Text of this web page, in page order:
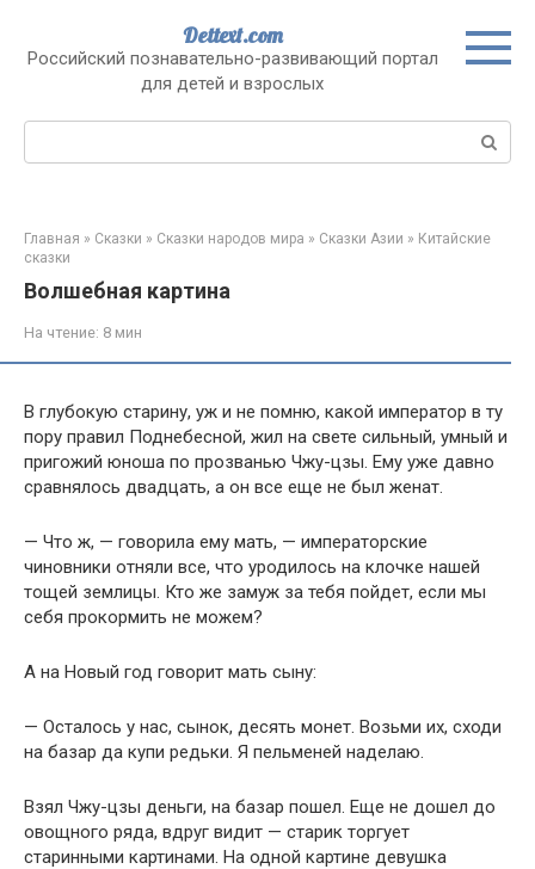
контенту
Dettext.com
Российский познавательно-развивающий портал
для детей и взрослых
Поиск:
Главная » Сказки » Сказки народов мира » Сказки Азии » Китайские
сказки
Волшебная картина
На чтение: 8 мин
В глубокую старину, уж и не помню, какой император в ту
пору правил Поднебесной, жил на свете сильный, умный и
пригожий юноша по прозванью Чжу-цзы. Ему уже давно
сравнялось двадцать, а он все еще не был женат.
— Что ж, — говорила ему мать, — императорские
чиновники отняли все, что уродилось на клочке нашей
тощей землицы. Кто же замуж за тебя пойдет, если мы
себя прокормить не можем?
А на Новый год говорит мать сыну:
— Осталось у нас, сынок, десять монет. Возьми их, сходи
на базар да купи редьки. Я пельменей наделаю.
Взял Чжу-цзы деньги, на базар пошел. Еще не дошел до
овощного ряда, вдруг видит — старик торгует
старинными картинами. На одной картине девушка